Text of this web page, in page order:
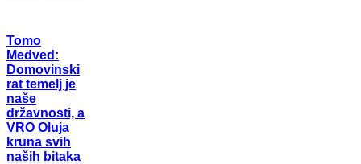
Tomo
Medved:
Domovinski
rat temelj je
naše
državnosti, a
VRO Oluja
kruna svih
naših bitaka